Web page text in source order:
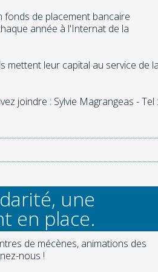
de placement bancaire
année à l'Internat de la
mettent leur capital au service de
joindre : Sylvie Magrangeas - Tel :
une
en place.
de mécènes, animations des
nous !